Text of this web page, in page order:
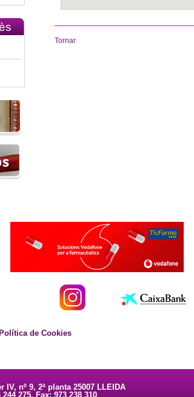
Tornar
Política de Cookies
IV, nº 9, 2ª planta 25007 LLEIDA
275. Fax: 973 238 310